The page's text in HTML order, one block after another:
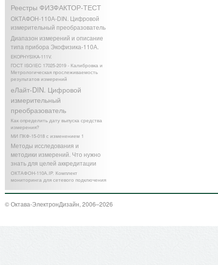
Реестры ФИЗФАКТОР-ТЕСТ
ОКТАФОН-110А-DIN. Цифровой
измерительный преобразователь
Диапазон измерений и описание
типа прибора Экофизика-110А.
EKOPHYSIKA-111V.
ГОСТ ISO/IEC 17025-2019 - Калибровка и
Метрологическая прослеживаемость
результатов измерений
еЛайт-DIN. Цифровой
измерительный
преобразователь
Как определить дату выпуска средства
измерения?
МИ ПКФ-15-018 с изменением 1
Методы исследования и
методики измерений. Что нужно
знать для целей аккредитации
ОКТАФОН-110А.IP. Комплект
мониторинга для сетевого подключения
© Октава-ЭлектронДизайн, 2006–2026